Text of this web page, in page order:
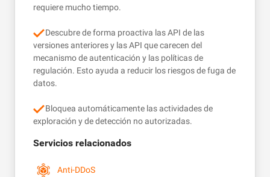
requiere mucho tiempo.
Descubre de forma proactiva las API de las
versiones anteriores y las API que carecen del
mecanismo de autenticación y las políticas de
regulación. Esto ayuda a reducir los riesgos de fuga de
datos.
Bloquea automáticamente las actividades de
exploración y de detección no autorizadas.
Servicios relacionados
Anti-DDoS